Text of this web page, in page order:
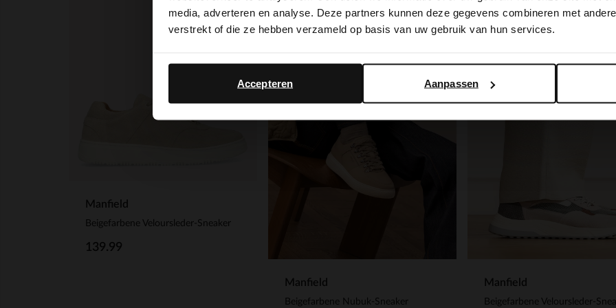
media, adverteren en analyse. Deze partners kunnen deze gegevens combineren met
verstrekt of die ze hebben verzameld op basis van uw gebruik van hun services.
Aanpassen
Accepteren
Manfield
Beigefarbene Veloursleder-Sneaker
139.99
Manfield
Beigefarbene Nubuk-Sneaker
Manfield
Beigefarbene Veloursleder-
-50%